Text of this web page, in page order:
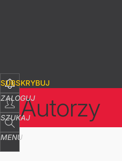
SUBSKRYBUJ
ZALOGUJ
SZUKAJ
MENU
Autorzy